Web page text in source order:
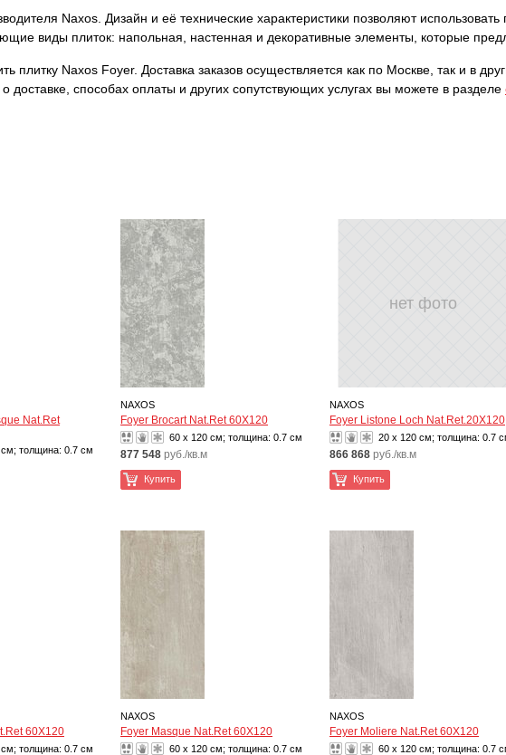
Naxos. Дизайн и её технические характеристики позволяют
виды плиток: напольная, настенная и декоративные элементы, которые
плитку Naxos Foyer. Доставка заказов осуществляется как по Москве, так и в
способах оплаты и других сопутствующих услугах вы можете в разделе
Nat.Ret
толщина: 0.7 см
NAXOS
Foyer Brocart Nat.Ret 60X120
60 x 120 см; толщина: 0.7 см
877 548 руб./кв.м
Купить
нет фото
NAXOS
Foyer Listone Loch Nat.Ret.20X120
20 x 120 см; толщина: 0.7
866 868 руб./кв.м
Купить
60X120
толщина: 0.7 см
NAXOS
Foyer Masque Nat.Ret 60X120
60 x 120 см; толщина: 0.7 см
NAXOS
Foyer Moliere Nat.Ret 60X120
60 x 120 см; толщина: 0.7